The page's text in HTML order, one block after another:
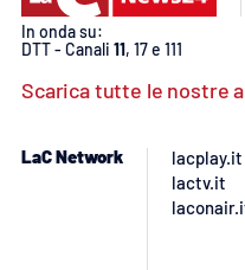
Lacplay.it
In onda su:
DTT - Canali 11, 17 e 111
Scarica tutte le nostre
LaC Network
lacplay.it
lactv.it